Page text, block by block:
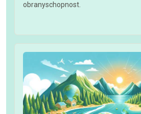
obranyschopnost.